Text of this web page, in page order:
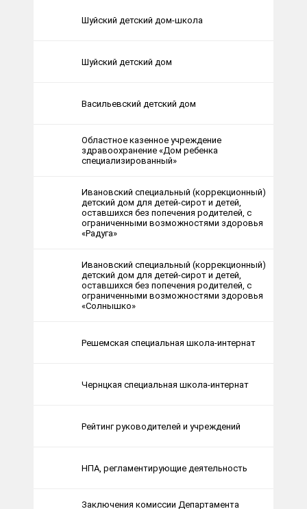
Шуйский детский дом-школа
Шуйский детский дом
Васильевский детский дом
Областное казенное учреждение
здравоохранение «Дом ребенка
специализированный»
Ивановский специальный (коррекционный)
детский дом для детей-сирот и детей,
оставшихся без попечения родителей, с
ограниченными возможностями здоровья
«Радуга»
Ивановский специальный (коррекционный)
детский дом для детей-сирот и детей,
оставшихся без попечения родителей, с
ограниченными возможностями здоровья
«Солнышко»
Решемская специальная школа-интернат
Чернцкая специальная школа-интернат
Рейтинг руководителей и учреждений
НПА, регламентирующие деятельность
Заключения комиссии Департамента